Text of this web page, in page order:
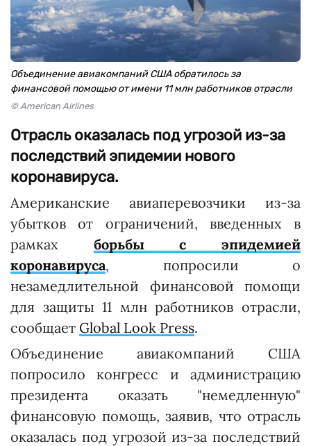
Объединение авиакомпаний США обратилось за
финансовой помощью от имени 11 млн работников отрасли
© American Airlines
Отрасль оказалась под угрозой из-за
последствий эпидемии нового
коронавируса.
Американские авиаперевозчики из-за
убытков от ограничений, введенных в
рамках борьбы с эпидемией
коронавируса, попросили о
незамедлительной финансовой помощи
для защиты 11 млн работников отрасли,
сообщает Global Look Press.
Объединение авиакомпаний США
попросило конгресс и администрацию
президента оказать "немедленную"
финансовую помощь, заявив, что отрасль
оказалась под угрозой из-за последствий